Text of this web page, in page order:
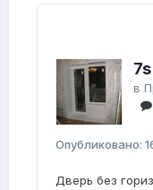
в
Опубликовано:
Дверь без